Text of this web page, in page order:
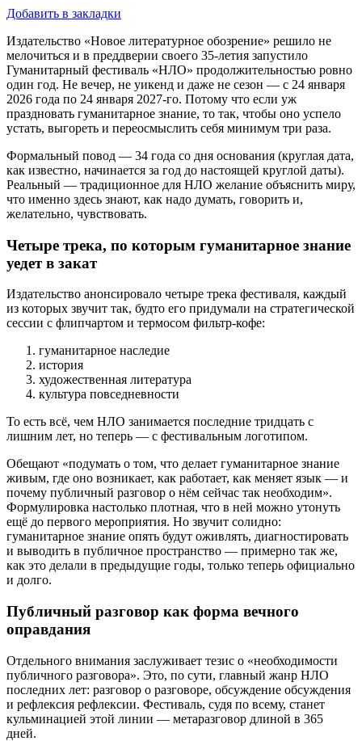
Добавить в закладки
Издательство «Новое литературное обозрение» решило не
мелочиться и в преддверии своего 35-летия запустило
Гуманитарный фестиваль «НЛО» продолжительностью ровно
один год. Не вечер, не уикенд и даже не сезон — с 24 января
2026 года по 24 января 2027-го. Потому что если уж
праздновать гуманитарное знание, то так, чтобы оно успело
устать, выгореть и переосмыслить себя минимум три раза.
Формальный повод — 34 года со дня основания (круглая дата,
как известно, начинается за год до настоящей круглой даты).
Реальный — традиционное для НЛО желание объяснить миру,
что именно здесь знают, как надо думать, говорить и,
желательно, чувствовать.
Четыре трека, по которым гуманитарное знание
уедет в закат
Издательство анонсировало четыре трека фестиваля, каждый
из которых звучит так, будто его придумали на стратегической
сессии с флипчартом и термосом фильтр-кофе:
гуманитарное наследие
история
художественная литература
культура повседневности
То есть всё, чем НЛО занимается последние тридцать с
лишним лет, но теперь — с фестивальным логотипом.
Обещают «подумать о том, что делает гуманитарное знание
живым, где оно возникает, как работает, как меняет язык — и
почему публичный разговор о нём сейчас так необходим».
Формулировка настолько плотная, что в ней можно утонуть
ещё до первого мероприятия. Но звучит солидно:
гуманитарное знание опять будут оживлять, диагностировать
и выводить в публичное пространство — примерно так же,
как это делали в предыдущие годы, только теперь официально
и долго.
Публичный разговор как форма вечного
оправдания
Отдельного внимания заслуживает тезис о «необходимости
публичного разговора». Это, по сути, главный жанр НЛО
последних лет: разговор о разговоре, обсуждение обсуждения
и рефлексия рефлексии. Фестиваль, судя по всему, станет
кульминацией этой линии — метаразговор длиной в 365
дней.